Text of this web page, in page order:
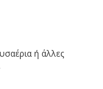
ή άλλες